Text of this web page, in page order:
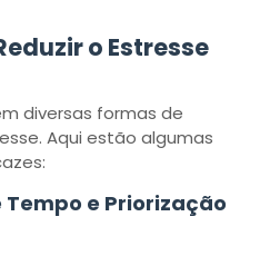
o Estresse
diversas formas de
Aqui estão algumas
Tempo e Priorização